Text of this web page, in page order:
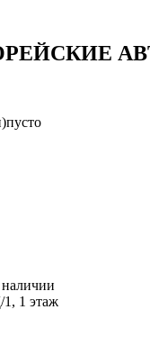
пусто
наличии
1 этаж